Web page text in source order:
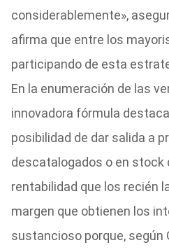
considerablemente»,
afirma que entre los
participando de esta
En la enumeración de las
innovadora fórmula
posibilidad de dar salida a
descatalogados o en stock
rentabilidad que los recién
margen que obtienen los
sustancioso porque, según